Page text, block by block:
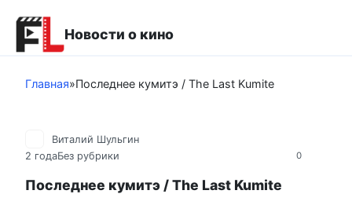
контенту
Новости о кино
Главная»Последнее кумитэ / The Last Kumite
0
Виталий Шульгин
2 годаБез рубрики
Последнее кумитэ / The Last Kumite